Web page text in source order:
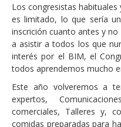
Los congresistas
es limitado, lo que sería
inscrición cuanto antes y
a asistir a todos los que
interés por el BIM, el
todos aprendemos mucho
Este año volveremos a
expertos,
comerciales, Talleres y,
comidas preparadas para